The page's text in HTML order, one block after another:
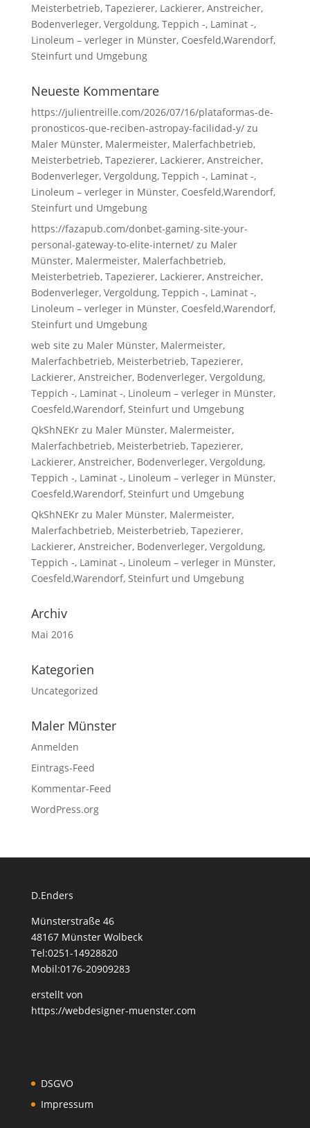
Meisterbetrieb, Tapezierer, Lackierer, Anstreicher,
Bodenverleger, Vergoldung, Teppich -, Laminat -,
Linoleum – verleger in Münster, Coesfeld,Warendorf,
Steinfurt und Umgebung
Neueste Kommentare
https://julientreille.com/2026/07/16/plataformas-de-
pronosticos-que-reciben-astropay-facilidad-y/zu
Maler Münster, Malermeister, Malerfachbetrieb,
Meisterbetrieb, Tapezierer, Lackierer, Anstreicher,
Bodenverleger, Vergoldung, Teppich -, Laminat -,
Linoleum – verleger in Münster, Coesfeld,Warendorf,
Steinfurt und Umgebung
https://fazapub.com/donbet-gaming-site-your-
personal-gateway-to-elite-internet/zu Maler
Münster, Malermeister, Malerfachbetrieb,
Meisterbetrieb, Tapezierer, Lackierer, Anstreicher,
Bodenverleger, Vergoldung, Teppich -, Laminat -,
Linoleum – verleger in Münster, Coesfeld,Warendorf,
Steinfurt und Umgebung
web site zu Maler Münster, Malermeister,
Malerfachbetrieb, Meisterbetrieb, Tapezierer,
Lackierer, Anstreicher, Bodenverleger, Vergoldung,
Teppich -, Laminat -, Linoleum – verleger in Münster,
Coesfeld,Warendorf, Steinfurt und Umgebung
QkShNEKrzu Maler Münster, Malermeister,
Malerfachbetrieb, Meisterbetrieb, Tapezierer,
Lackierer, Anstreicher, Bodenverleger, Vergoldung,
Teppich -, Laminat -, Linoleum – verleger in Münster,
Coesfeld,Warendorf, Steinfurt und Umgebung
QkShNEKrzu Maler Münster, Malermeister,
Malerfachbetrieb, Meisterbetrieb, Tapezierer,
Lackierer, Anstreicher, Bodenverleger, Vergoldung,
Teppich -, Laminat -, Linoleum – verleger in Münster,
Coesfeld,Warendorf, Steinfurt und Umgebung
Archiv
Mai 2016
Kategorien
Uncategorized
Maler Münster
Anmelden
Eintrags-Feed
Kommentar-Feed
WordPress.org
D.Enders
Münsterstraße 46
48167 Münster Wolbeck
Tel:0251-14928820
Mobil:0176-20909283
erstellt von
https://webdesigner-muenster.com
DSGVO
Impressum